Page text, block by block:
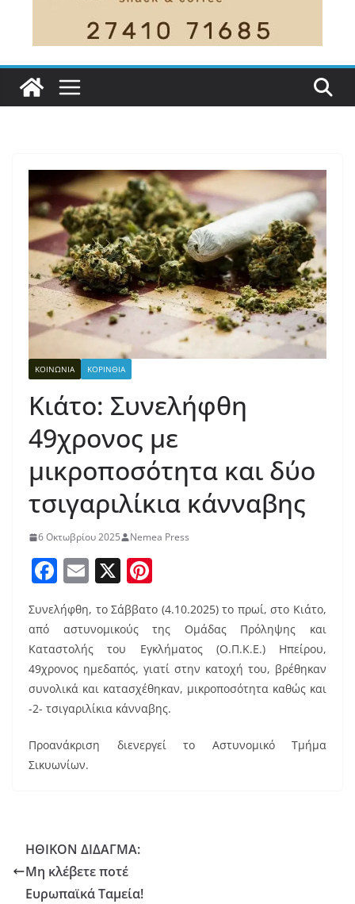
ΚΟΙΝΩΝΙΑ ΚΟΡΙΝΘΙΑ
Κιάτο: Συνελήφθη
49χρονος με
μικροποσότητα και δύο
τσιγαριλίκια κάνναβης
6 Οκτωβρίου 2025 Nemea Press
F
a
c
e
b
o
o
k
E
ai
l
X
er
e
st
Συνελήφθη, το Σάββατο (4.10.2025) το πρωί, στο Κιάτο,
από αστυνομικούς της Ομάδας Πρόληψης και
Καταστολής του Εγκλήματος (Ο.Π.Κ.Ε.) Ηπείρου,
49χρονος ημεδαπός, γιατί στην κατοχή του, βρέθηκαν
συνολικά και κατασχέθηκαν, μικροποσότητα καθώς και
-2- τσιγαριλίκια κάνναβης.
Προανάκριση διενεργεί το Αστυνομικό Τμήμα
Σικυωνίων.
ΗΘΙΚΟΝ ΔΙΔΑΓΜΑ:
Μη κλέβετε ποτέ
Ευρωπαϊκά Ταμεία!